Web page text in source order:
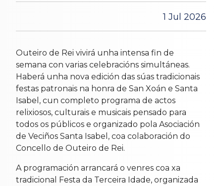
1 Jul 2026
Outeiro de Rei vivirá unha intensa fin de
semana con varias celebracións simultáneas.
Haberá unha nova edición das súas tradicionais
festas patronais na honra de San Xoán e Santa
Isabel, cun completo programa de actos
relixiosos, culturais e musicais pensado para
todos os públicos e organizado pola Asociación
de Veciños Santa Isabel, coa colaboración do
Concello de Outeiro de Rei.
A programación arrancará o venres coa xa
tradicional Festa da Terceira Idade, organizada